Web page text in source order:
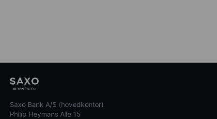
Saxo Bank A/S (hovedkontor)
Philip Heymans Alle 15